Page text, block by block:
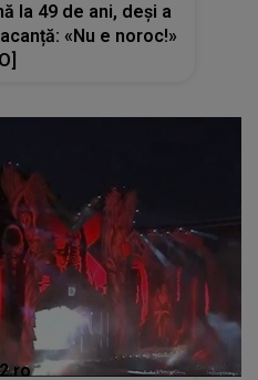
la 49 de ani, deși a
«Nu e noroc!»